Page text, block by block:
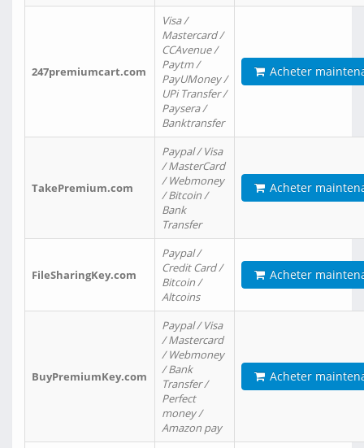
247premiumcart.com
Visa /
Mastercard /
CCAvenue /
Paytm /
PayUMoney /
UPi Transfer /
Paysera /
Banktransfer
Acheter
TakePremium.com
Paypal / Visa
/ MasterCard
/ Webmoney
/ Bitcoin /
Bank
Transfer
Acheter
FileSharingKey.com
Paypal /
Credit Card /
Bitcoin /
Altcoins
Acheter
BuyPremiumKey.com
Paypal / Visa
/ Mastercard
/ Webmoney
/ Bank
Transfer /
Perfect
money /
Amazon pay
Acheter